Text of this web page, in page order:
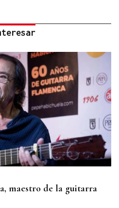
maestro de la guitarra